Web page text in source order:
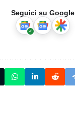
Seguici su Google